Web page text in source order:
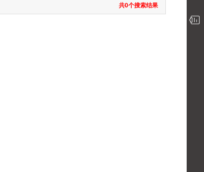
共0个搜索结果